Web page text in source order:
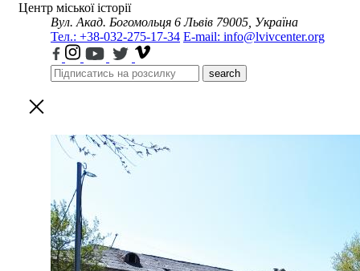
Центр міської історії
Вул. Акад. Богомольця 6 Львів 79005, Україна
Тел.: +38-032-275-17-34 E-mail: info@lvivcenter.org
search